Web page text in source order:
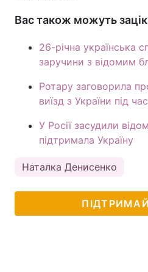
Вас також можуть
26-річна українська
заручини з відомим
Ротару заговорила
виїзд з України під
У Росії засудили
підтримала Україну
Наталка Денисенко